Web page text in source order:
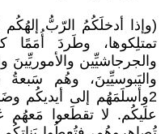
(وإذا أدخلَكُمُ الرّبُّ
تمتلِكوها، وطَردَ أُمَمًا
والجرجاشيِّين والأموريِّينَ
واليَبوسيِّينَ، وهُم
2وأسلَمَهُم إلى أيديكُم